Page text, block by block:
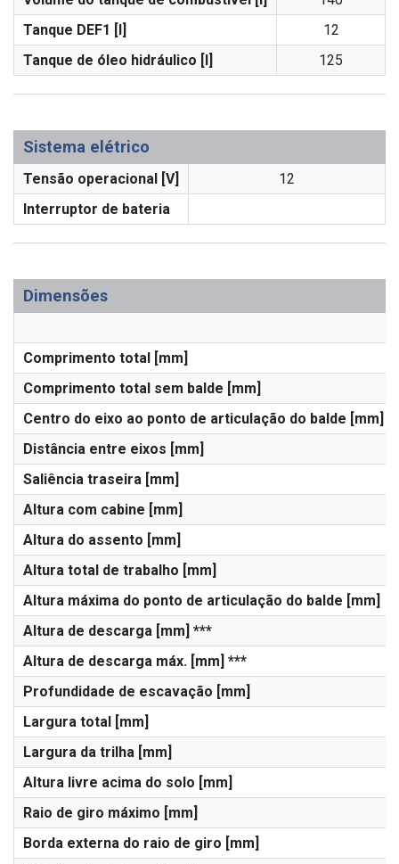
Tanque DEF1 [l]
12
Tanque de óleo hidráulico [l]
125
Sistema elétrico
Tensão operacional [V]
12
Interruptor de bateria
Dimensões
Comprimento total [mm]
Comprimento total sem balde [mm]
Centro do eixo ao ponto de articulação do balde [mm]
Distância entre eixos [mm]
Saliência traseira [mm]
Altura com cabine [mm]
Altura do assento [mm]
Altura total de trabalho [mm]
Altura máxima do ponto de articulação do balde [mm]
Altura de descarga [mm] ***
Altura de descarga máx. [mm] ***
Profundidade de escavação [mm]
Largura total [mm]
Largura da trilha [mm]
Altura livre acima do solo [mm]
Raio de giro máximo [mm]
Borda externa do raio de giro [mm]